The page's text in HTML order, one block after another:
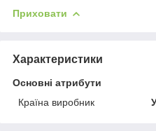
Приховати
Характеристики
Основні атрибути
Країна виробник